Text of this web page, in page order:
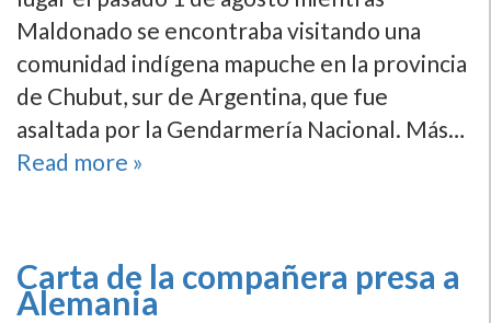
Maldonado se encontraba visitando una
comunidad indí­gena mapuche en la provincia
de Chubut, sur de Argentina, que fue
asaltada por la Gendarmerí­a Nacional. Más…
Read more »
Carta de la compañera presa a
Alemania